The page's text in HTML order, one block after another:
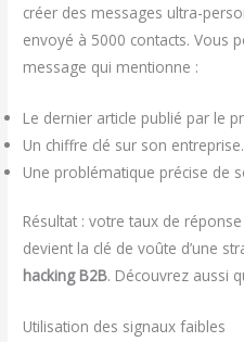
créer des messages ultra-
envoyé à 5000 contacts. Vous
message qui mentionne :
Le dernier article publié par le
Un chiffre clé sur son entreprise.
Une problématique précise de
Résultat : votre taux de
devient la clé de voûte d’une
hacking B2B. Découvrez aussi
Utilisation des signaux faibles